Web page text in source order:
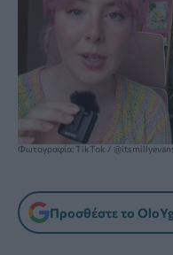
Φωτογραφία: TikTok /
Προσθέστε το